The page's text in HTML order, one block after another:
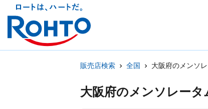
販売店検索 全国 大阪府のメンソ
大阪府のメンソレー